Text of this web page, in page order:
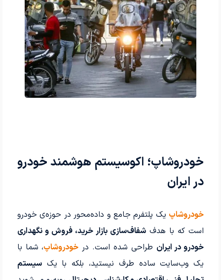
خودروشاپ؛ اکوسیستم هوشمند خودرو
در ایران
خودروشاپ یک پلتفرم جامع و داده‌محور در حوزه‌ی خودرو
است که با هدف شفاف‌سازی بازار خرید، فروش و نگهداری
خودرو در ایران طراحی شده است. در خودروشاپ، شما با
یک وب‌سایت ساده طرف نیستید، بلکه با یکسیستم